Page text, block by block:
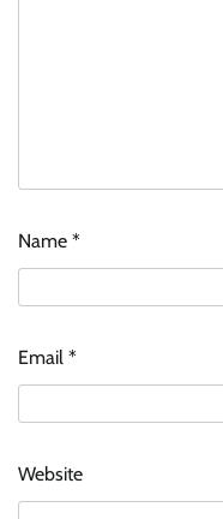
Name *
Email *
Website